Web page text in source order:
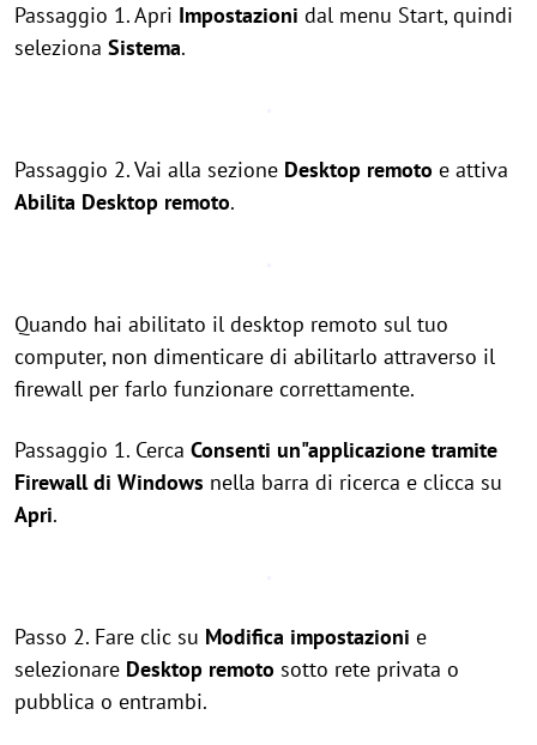
Passaggio 1. Apri Impostazioni dal menu Start, quindi
seleziona Sistema.
Passaggio 2. Vai alla sezione Desktop remoto e attiva
Abilita Desktop remoto.
Quando hai abilitato il desktop remoto sul tuo
computer, non dimenticare di abilitarlo attraverso il
firewall per farlo funzionare correttamente.
Passaggio 1. Cerca Consenti un"applicazione tramite
Firewall di Windows nella barra di ricerca e clicca su
Apri.
Passo 2. Fare clic su Modifica impostazioni e
selezionare Desktop remoto sotto rete privata o
pubblica o entrambi.